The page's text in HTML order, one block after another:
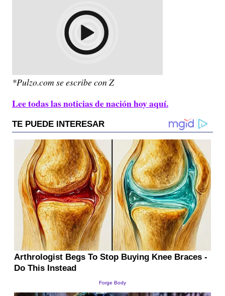
*Pulzo.com se escribe con Z
Lee todas las noticias de nación hoy aquí.